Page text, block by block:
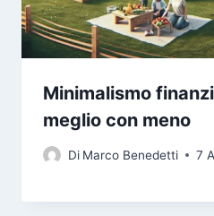
Minimalismo
meglio con meno
Di Marco Benedetti 7